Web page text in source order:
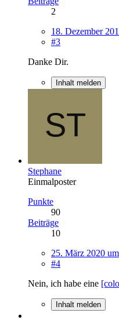
2
18. Dezember
#3
Danke Dir.
Inhalt melden
Stephane
Einmalposter
Punkte
90
Beiträge
10
25. März 2020
#4
Nein, ich habe eine
Inhalt melden